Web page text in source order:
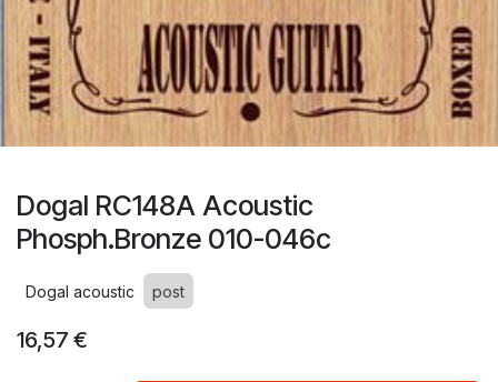
Dogal RC148A Acoustic
Phosph.Bronze 010-046c
Dogal acoustic post
16,57 €